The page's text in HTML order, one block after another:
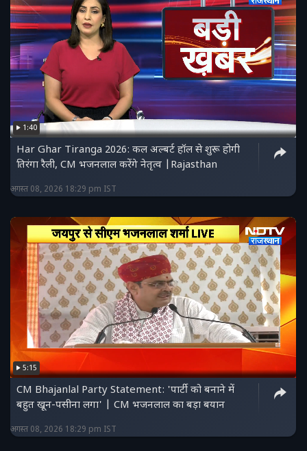
1:40
Har Ghar Tiranga 2026: कल अल्बर्ट हॉल से शुरू होगी
तिरंगा रैली, CM भजनलाल करेंगे नेतृत्व |Rajasthan
अगस्त 08, 2026 18:29 pm IST
5:15
CM Bhajanlal Party Statement: 'पार्टी को बनाने में
बहुत खून-पसीना लगा' | CM भजनलाल का बड़ा बयान
अगस्त 08, 2026 18:29 pm IST